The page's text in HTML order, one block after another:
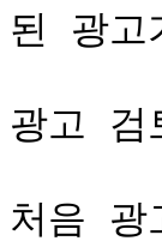
된 광고
광고 검
처음 광